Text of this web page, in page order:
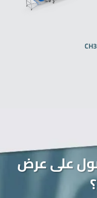
على عرض